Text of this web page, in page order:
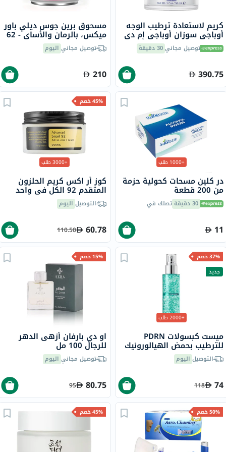
كريم لاستعادة ترطيب الوجه
أوباجي سوزان أوباجي إم دي
- 50 مل توصيل مجاني30 دقيقة
390.75
مسحوق برين جوس ديلي باور
ميكس، بالرمان والأساي - 62
جرامتوصيل مجاني اليوم
210
+1000 طلب
در كلين مسحات كحولية حزمة
من 200 قطعة
30 دقيقة تصلك في
11
45% خصم
+3000 طلب
كوز أر اكس كريم الحلزون
المتقدم 92 الكل في واحد
100 ملالتوصيل اليوم
60.78
110.50
37% خصم
جديد
+2000 طلب
ميست كبسولات PDRN
للترطيب بحمض الهيالورونيك
أنوا - 100 ملالتوصيل اليوم
74
118
15% خصم
او دي بارفان أزهى الدهر
للرجال 100 مل
توصيل مجاني اليوم
80.75
95
50% خصم 45% خصم